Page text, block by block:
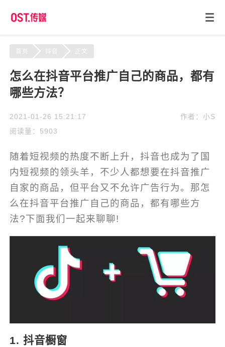
首页 正文
怎么在抖音平台推广自己的商品，都有
哪些方法？
2021-01-26 15:21:17
阅读量：5903
作者：小S
随着短视频的热度不断上升，抖音也成为了国
内短视频的领头羊，不少人都想要在抖音推广
自家的商品，但平台又不允许广告行为。那怎
么在抖音平台推广自己的商品，都有哪些方
法?下面我们一起来聊聊!
1. 抖音橱窗